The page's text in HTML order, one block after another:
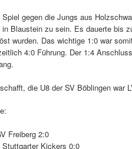
gegen die Jungs aus
in Blaustein zu sein. Es dauerte bis
wurden. Das wichtige 1:0 war
4:0 Führung. Der 1:4
die U8 der SV Böblingen war
Freiberg 2:0
Stuttgarter Kickers 0:0